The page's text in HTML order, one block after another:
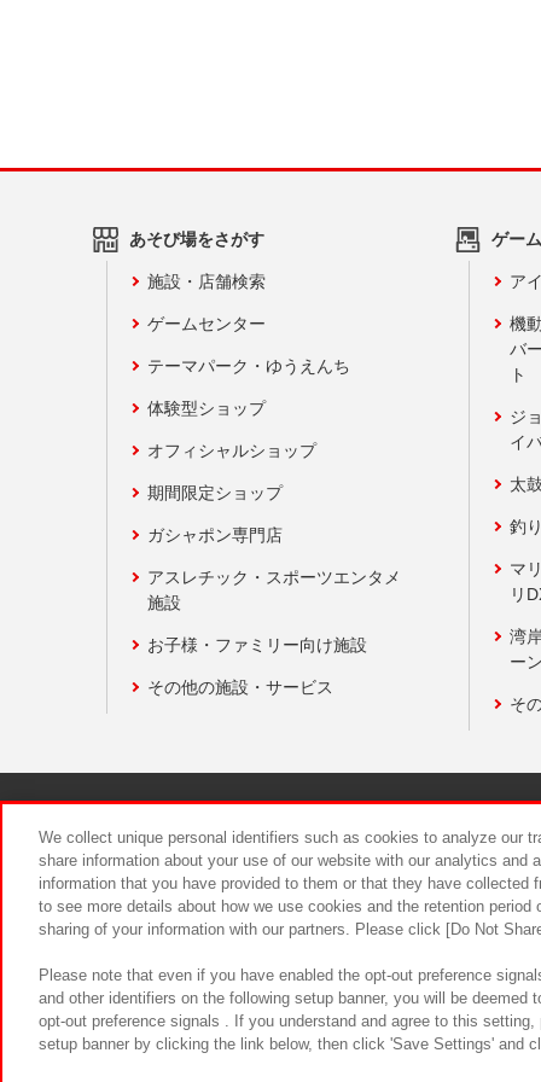
あそび場をさがす
施設・店舗検索
ゲームセンター
テーマパーク・ゆうえんち
体験型ショップ
オフィシャルショップ
期間限定ショップ
ガシャポン専門店
アスレチック・スポーツエンタメ
施設
お子様・ファミリー向け施設
その他の施設・サービス
ゲー
ア
機
バ
ト
ジ
イ
太
釣
マ
リ
湾
ー
そ
食品のご
We collect unique personal identifiers such as cookies to analyze our
share information about your use of our website with our analytics and
information that you have provided to them or that they have
to see more details about how we use cookies and the retention
sharing of your information with our partners. Please click [Do Not
Please note that even if you have enabled the opt-out preference
and other identifiers on the following setup banner, you will be
opt-out preference signals . If you understand and agree to this
setup banner by clicking the link below, then click 'Save Settings' and